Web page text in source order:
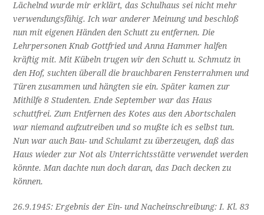
Lächelnd wurde mir erklärt, das Schulhaus sei nicht mehr
verwendungsfähig. Ich war anderer Meinung und beschloß
nun mit eigenen Händen den Schutt zu entfernen. Die
Lehrpersonen Knab Gottfried und Anna Hammer halfen
kräftig mit. Mit Kübeln trugen wir den Schutt u. Schmutz in
den Hof, suchten überall die brauchbaren Fensterrahmen und
Türen zusammen und hängten sie ein. Später kamen zur
Mithilfe 8 Studenten. Ende September war das Haus
schuttfrei. Zum Entfernen des Kotes aus den Abortschalen
war niemand aufzutreiben und so mußte ich es selbst tun.
Nun war auch Bau- und Schulamt zu überzeugen, daß das
Haus wieder zur Not als Unterrichtsstätte verwendet werden
könnte. Man dachte nun doch daran, das Dach decken zu
können.
26.9.1945: Ergebnis der Ein- und Nacheinschreibung: I. Kl. 83